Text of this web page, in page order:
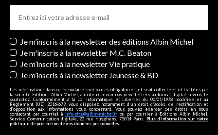
Newsletters
Je m’inscris à la newsletter des éditions Albin Michel
Je m'inscris à la newsletter M.C. Beaton
Je m’inscris à la newsletter Vie pratique
Je m’inscris à la newsletter Jeunesse & BD
Les informations dans ce formulaire sont toutes obligatoires, et sont collectées et traitées par
la société Editions Albin Michel, afin de recevoir nos newsletters au format digital si vous le
souhaitez. Conformément à la Loi Informatique et Libertés du 06/01/1978 modifiée et au
Règlement (UE) 2016/679, vous disposez notamment d'un droit d'accès, de rectification et
d’opposition aux informations vous concernant. Vous pouvez exercer ces droits en nous
contactant par courriel à info-site@albin-michel.fr ou par courrier à Editions Albin Michel,
Service Communication digitale, 22 rue Huyghens, 75014 Paris. Plus d’information sur notre
politique de protection de vos données personnelles